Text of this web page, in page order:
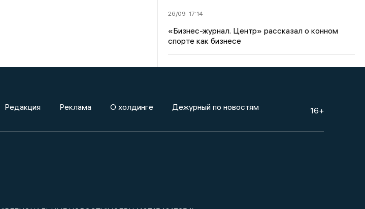
26/09 17:14
«Бизнес-журнал. Центр» рассказал о конном
спорте как бизнесе
Редакция Реклама О холдинге Дежурный по новостям 16+